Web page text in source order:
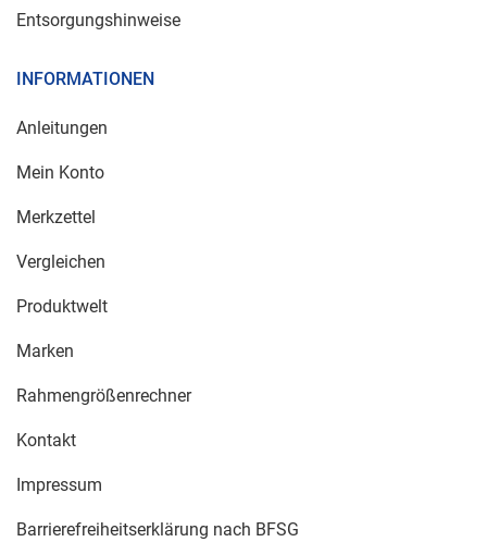
Entsorgungshinweise
INFORMATIONEN
Anleitungen
Mein Konto
Merkzettel
Vergleichen
Produktwelt
Marken
Rahmengrößenrechner
Kontakt
Impressum
Barrierefreiheitserklärung nach BFSG